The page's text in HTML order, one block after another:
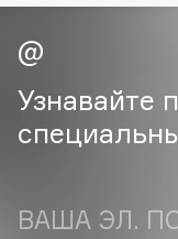
Cadence
Capelli Dorati
Carbon Theory
Carmex
Celimax
Узнавайте
ВАША ЭЛ.